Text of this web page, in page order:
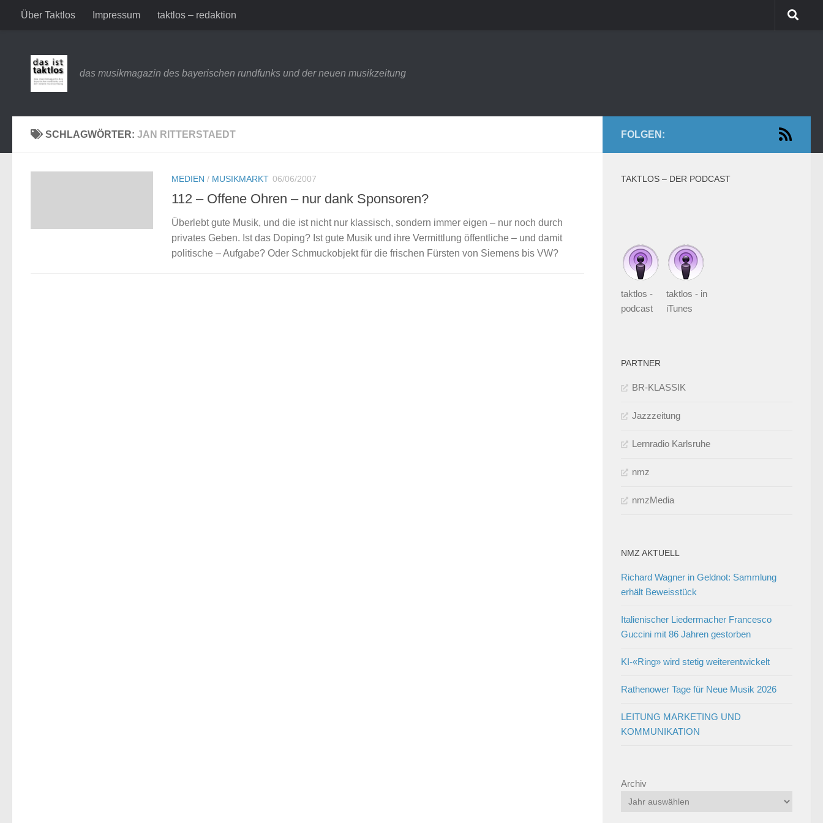
Zum Inhalt springen
Über Taktlos Impressum taktlos – redaktion
das musikmagazin des bayerischen rundfunks und der neuen musikzeitung
SCHLAGWÖRTER: JAN RITTERSTAEDT
MEDIEN / MUSIKMARKT 06/06/2007
112 – Offene Ohren – nur dank Sponsoren?
Überlebt gute Musik, und die ist nicht nur klassisch, sondern immer eigen – nur noch durch
privates Geben. Ist das Doping? Ist gute Musik und ihre Vermittlung öffentliche – und damit
politische – Aufgabe? Oder Schmuckobjekt für die frischen Fürsten von Siemens bis VW?
FOLGEN:
TAKTLOS – DER PODCAST
taktlos -
podcast
taktlos - in
iTunes
PARTNER
BR-KLASSIK
Jazzzeitung
Lernradio Karlsruhe
nmz
nmzMedia
NMZ AKTUELL
Richard Wagner in Geldnot: Sammlung
erhält Beweisstück
Italienischer Liedermacher Francesco
Guccini mit 86 Jahren gestorben
KI-«Ring» wird stetig weiterentwickelt
Rathenower Tage für Neue Musik 2026
LEITUNG MARKETING UND
KOMMUNIKATION
Archiv